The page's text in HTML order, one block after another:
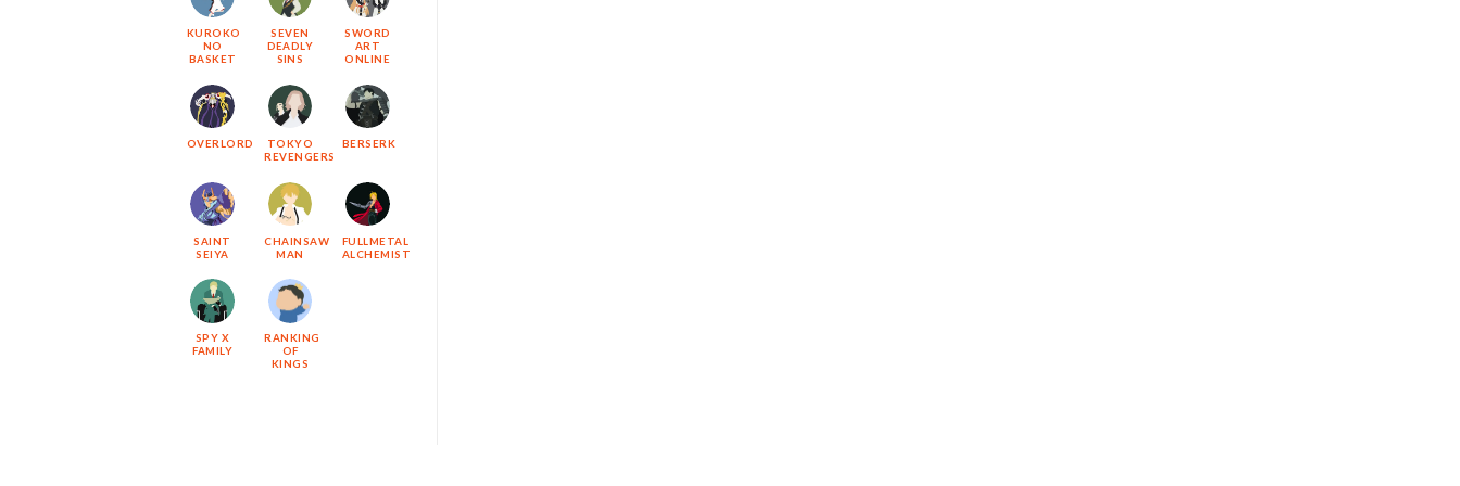
KUROKO
NO
BASKET
SEVEN
DEADLY
SINS
SWORD
ART
ONLINE
OVERLORD
TOKYO
REVENGERS
BERSERK
SAINT
SEIYA
CHAINSAW
MAN
FULLMETAL
ALCHEMIST
SPY X
FAMILY
RANKING
OF
KINGS